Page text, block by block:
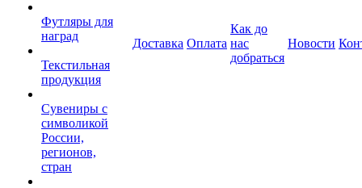
Футляры для
наград
Текстильная
продукция
Сувениры с
символикой
России,
регионов,
стран
Доставка Оплата
Как до
нас
добраться
Новости